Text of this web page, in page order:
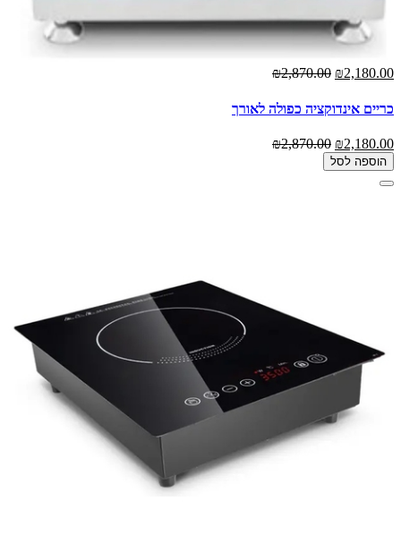
₪2,180.00
₪2,870.00
כריים אינדוקציה כפולה לאורך
₪2,180.00
₪2,870.00
הוספה לסל